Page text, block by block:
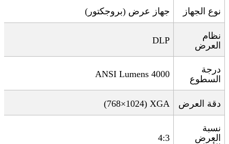
نوع الجهاز جهاز عرض (بروجكتور)
نظام
العرض
DLP
درجة
السطوع
4000 ANSI Lumens
دقة العرض XGA
(1024×768
)
نسبة
العرض
4:3